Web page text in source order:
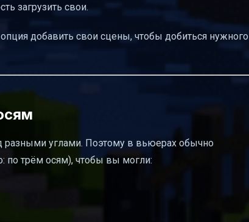
загрузить свои.
добавить свои сцены, чтобы добиться нужного
разными углами. Поэтому в вьюерах обычно
по трём осям), чтобы вы могли: